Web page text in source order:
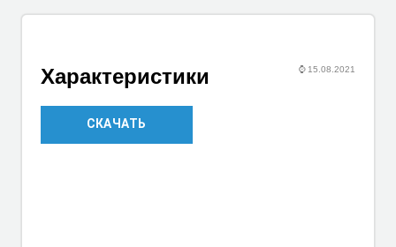
⌚ 15.08.2021
Характеристики
СКАЧАТЬ